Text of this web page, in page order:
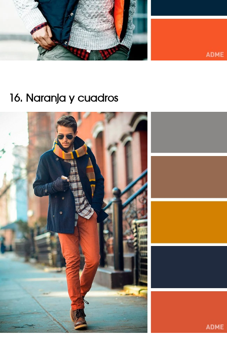
16. Naranja y cuadros